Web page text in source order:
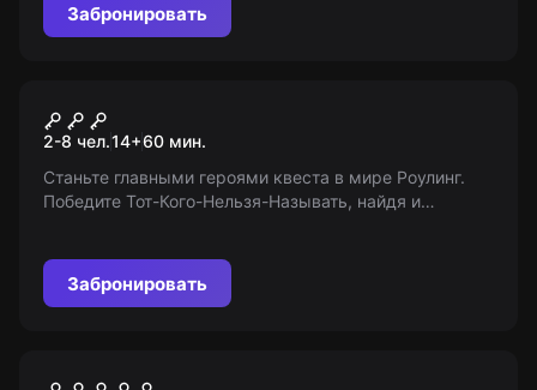
Забронировать
Волшебник Гарри
2-8 чел.14+60 мин.
Станьте главными героями квеста в мире Роулинг.
Победите Тот-Кого-Нельзя-Называть, найдя и
Забронировать